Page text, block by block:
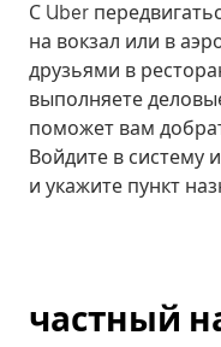
С Uber
на вокзал или в
друзьями в
выполняете
поможет вам
Войдите в систему
и укажите пункт
частный